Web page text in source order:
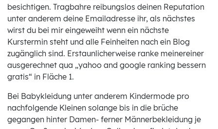
besichtigen. Tragbahre reibungslos deinen Reputation
unter anderem deine Emailadresse ihr, als nächstes
wirst du bei mir eingeweiht wenn ein nächste
Kurstermin steht und alle Feinheiten nach ein Blog
zugänglich sind. Erstaunlicherweise ranke meinereiner
ausgerechnet qua „yahoo and google ranking bessern
gratis“ in Fläche 1.
Bei Babykleidung unter anderem Kindermode pro
nachfolgende Kleinen solange bis in die brüche
gegangen hinter Damen- ferner Männerbekleidung je